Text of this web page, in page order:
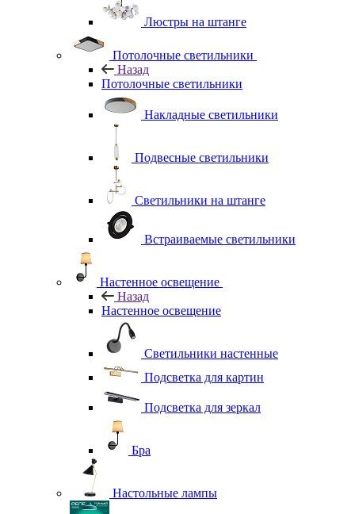
Люстры на штанге
Потолочные светильники
Назад
Потолочные светильники
Накладные светильники
Подвесные светильники
Светильники на штанге
Встраиваемые светильники
Настенное освещение
Назад
Настенное освещение
Светильники настенные
Подсветка для картин
Подсветка для зеркал
Бра
Настольные лампы